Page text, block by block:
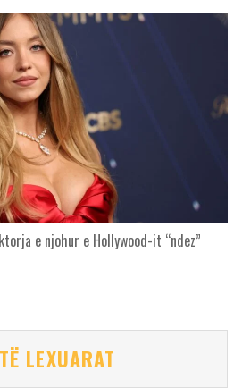
e njohur e Hollywood-it “ndez”
LEXUARAT